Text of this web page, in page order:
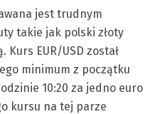
jest trudnym
takie jak polski złoty
Kurs EUR/USD został
minimum z początku
10:20 za jedno euro
kursu na tej parze